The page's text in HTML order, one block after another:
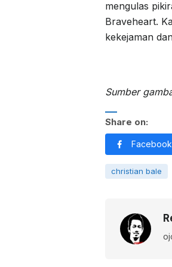
mengulas
Braveheart.
kekejaman
Sumber
Share on:
Facebook
christian bale